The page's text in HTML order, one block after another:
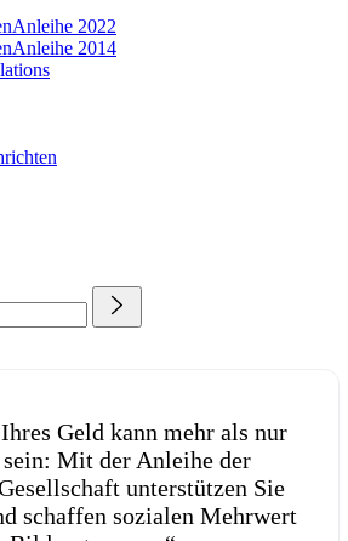
2022
2014
Geld kann mehr als nur
Mit der Anleihe der
unterstützen Sie
schaffen sozialen Mehrwert